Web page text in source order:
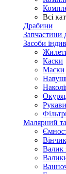
Всі
Драбини
Запчастини
Засоби
Каски
Маски
Малярний
Валик